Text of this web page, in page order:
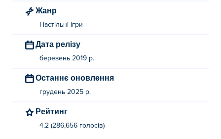
Жанр
Настільні ігри
Дата релізу
березень 2019 р.
Останнє оновлення
грудень 2025 р.
Рейтинг
4.2 (286,656 голосів)